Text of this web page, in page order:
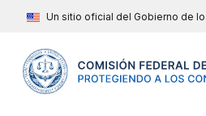
Un sitio oficial del Gobierno de